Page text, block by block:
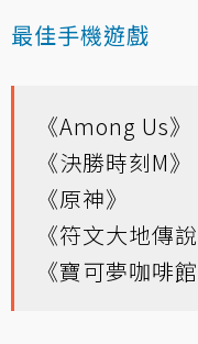
最佳手機遊戲
《Among Us》
《決勝時刻M》
《原神》
《符文大地傳說
《寶可夢咖啡